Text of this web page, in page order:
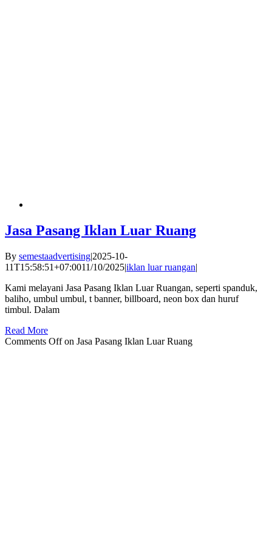
Jasa Pasang Iklan Luar Ruang
By semestaadvertising|2025-10-
11T15:58:51+07:0011/10/2025|iklan luar ruangan|
Kami melayani Jasa Pasang Iklan Luar Ruangan, seperti spanduk,
baliho, umbul umbul, t banner, billboard, neon box dan huruf
timbul. Dalam
Read More
Comments Offon Jasa Pasang Iklan Luar Ruang